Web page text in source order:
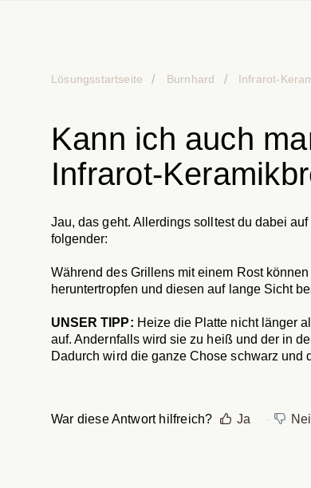
Lösungsstartseite Burnhard Infrarot-
Kann ich auch
Infrarot-
Jau, das geht. Allerdings solltest du dabei
folgender:
Während des Grillens mit einem Rost
heruntertropfen und diesen auf lange Sicht
UNSER TIPP: Heize die Platte nicht länger
auf. Andernfalls wird sie zu heiß und der in
Dadurch wird die ganze Chose schwarz und
War diese Antwort hilfreich? Ja